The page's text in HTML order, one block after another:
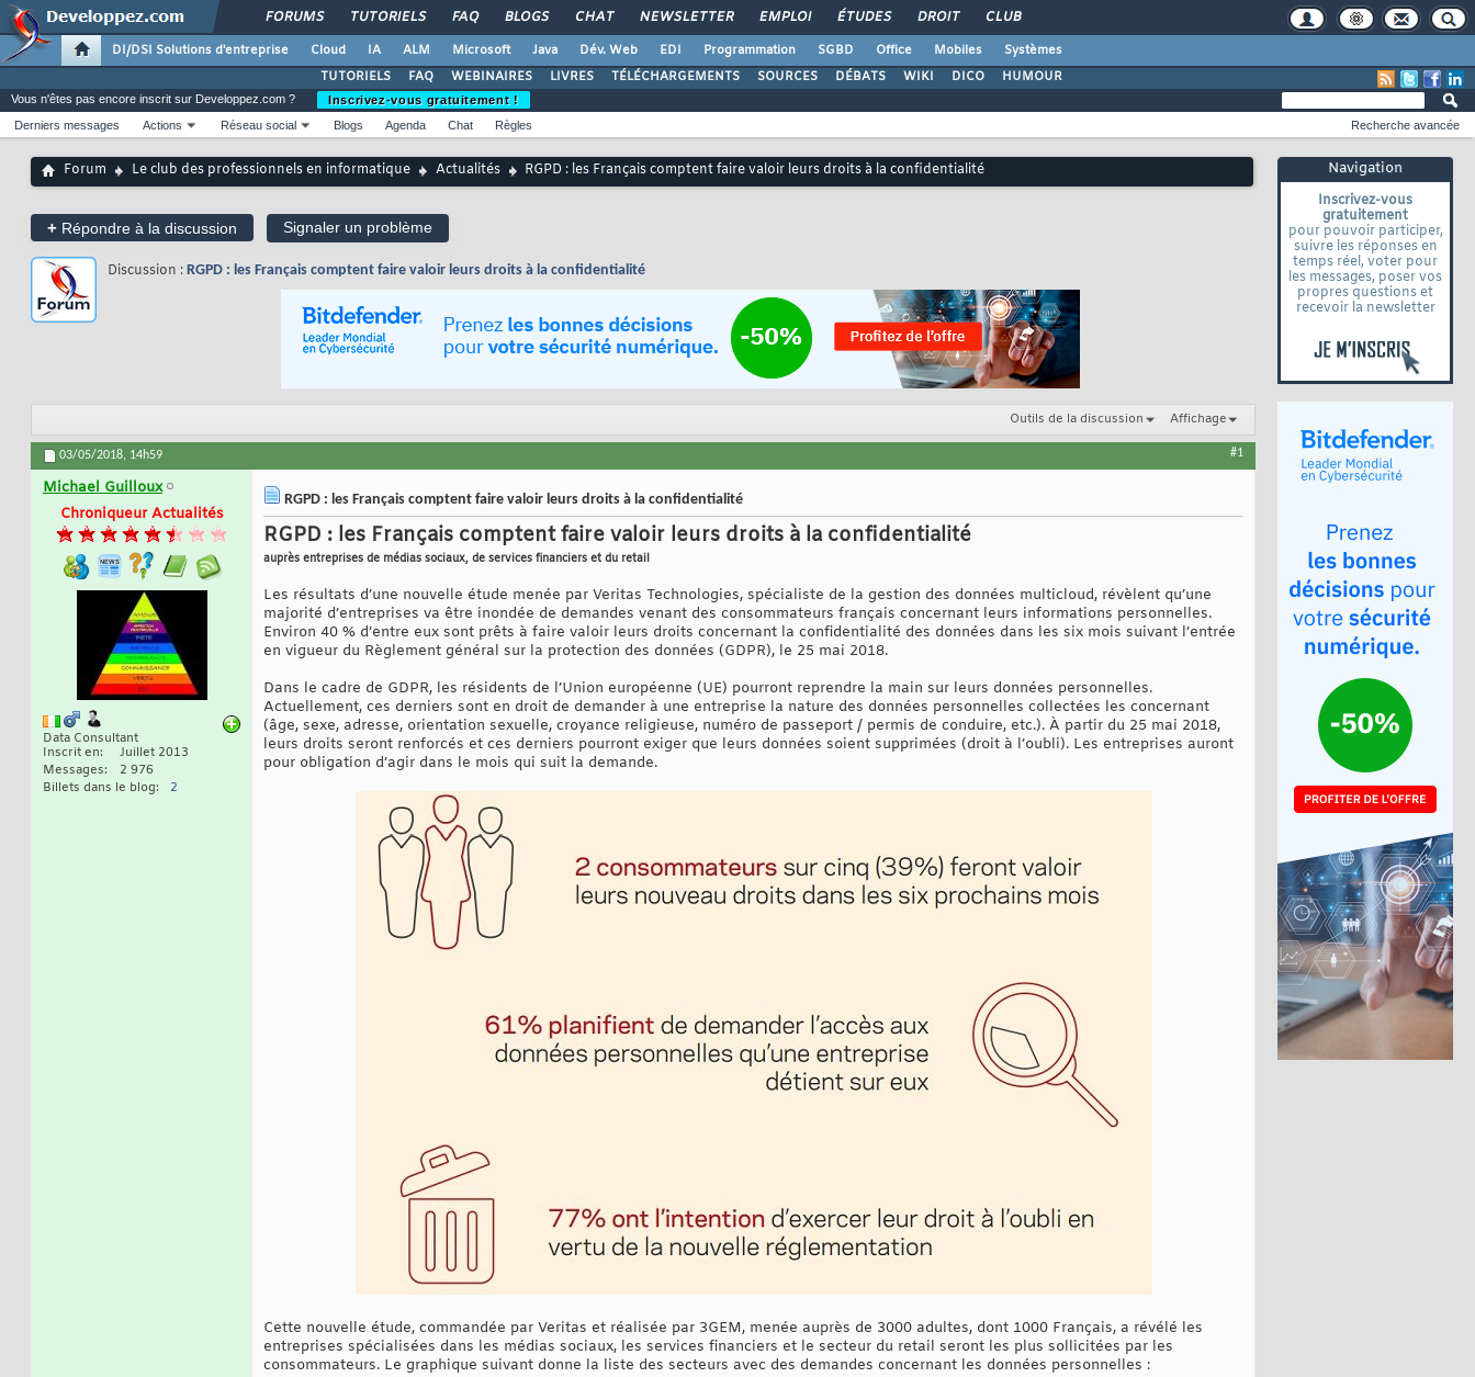
FORUMS TUTORIELS FAQ BLOGS CHAT NEWSLETTER EMPLOI ÉTUDES DROIT CLUB
DI/DSI Solutions d'entreprise Cloud IA ALM Microsoft Java Dév. Web EDI Programmation SGBD Office Mobiles
Systèmes
TUTORIELS
FAQ WEBINAIRES LIVRES TÉLÉCHARGEMENTS SOURCES DÉBATS WIKI DICO HUMOUR
Navigation
Inscrivez-vous
gratuitement
pour pouvoir participer,
suivre les réponses en
temps réel, voter pour
les messages, poser vos
propres questions et
recevoir la newsletter
Vous n'êtes pas encore inscrit sur Developpez.com ?
Inscrivez-vous gratuitement !
Derniers messages
Actions Réseau social Blogs Agenda Chat Règles Recherche avancée
Forum Le club des professionnels en informatique Actualités RGPD : les Français comptent faire valoir leurs droits à la confidentialité
+ Répondre à la discussion Signaler un problème
Discussion : RGPD : les Français comptent faire valoir leurs droits à la confidentialité
Outils de la discussion Affichage
03/05/2018, 14h59 #1
Michael Guilloux
Chroniqueur Actualités
Data Consultant
Inscrit en
Juillet 2013
Messages
2 976
Billets dans le blog
2
RGPD : les Français comptent faire valoir leurs droits à la confidentialité
RGPD : les Français comptent faire valoir leurs droits à la confidentialité
auprès entreprises de médias sociaux, de services financiers et du retail
Les résultats d’une nouvelle étude menée par Veritas Technologies, spécialiste de la gestion des données multicloud, révèlent qu’une
majorité d’entreprises va être inondée de demandes venant des consommateurs français concernant leurs informations personnelles.
Environ 40 % d’entre eux sont prêts à faire valoir leurs droits concernant la confidentialité des données dans les six mois suivant l’entrée
en vigueur du Règlement général sur la protection des données (GDPR), le 25 mai 2018.
Dans le cadre de GDPR, les résidents de l’Union européenne (UE) pourront reprendre la main sur leurs données personnelles.
Actuellement, ces derniers sont en droit de demander à une entreprise la nature des données personnelles collectées les concernant
(âge, sexe, adresse, orientation sexuelle, croyance religieuse, numéro de passeport / permis de conduire, etc.). À partir du 25 mai 2018,
leurs droits seront renforcés et ces derniers pourront exiger que leurs données soient supprimées (droit à l’oubli). Les entreprises auront
pour obligation d’agir dans le mois qui suit la demande.
Cette nouvelle étude, commandée par Veritas et réalisée par 3GEM, menée auprès de 3000 adultes, dont 1000 Français, a révélé les
entreprises spécialisées dans les médias sociaux, les services financiers et le secteur du retail seront les plus sollicitées par les
consommateurs. Le graphique suivant donne la liste des secteurs avec des demandes concernant les données personnelles :